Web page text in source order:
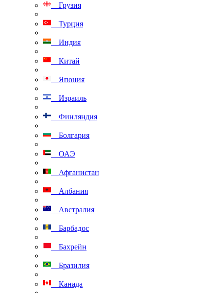
Грузия
Турция
Индия
Китай
Япония
Израиль
Финляндия
Болгария
ОАЭ
Афганистан
Албания
Австралия
Барбадос
Бахрейн
Бразилия
Канада